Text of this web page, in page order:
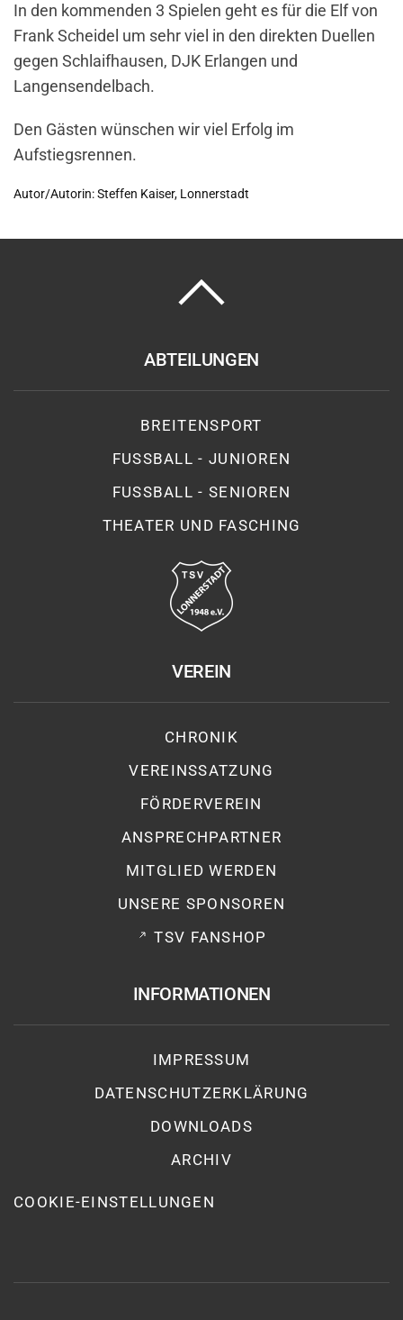
In den kommenden 3 Spielen geht es für die Elf von
Frank Scheidel um sehr viel in den direkten Duellen
gegen Schlaifhausen, DJK Erlangen und
Langensendelbach.
Den Gästen wünschen wir viel Erfolg im
Aufstiegsrennen.
Autor/Autorin: Steffen Kaiser, Lonnerstadt
ABTEILUNGEN
BREITENSPORT
FUSSBALL - JUNIOREN
FUSSBALL - SENIOREN
THEATER UND FASCHING
VEREIN
CHRONIK
VEREINSSATZUNG
FÖRDERVEREIN
ANSPRECHPARTNER
MITGLIED WERDEN
UNSERE SPONSOREN
TSV FANSHOP
INFORMATIONEN
IMPRESSUM
DATENSCHUTZ­ERKLÄRUNG
DOWNLOADS
ARCHIV
COOKIE-EINSTELLUNGEN